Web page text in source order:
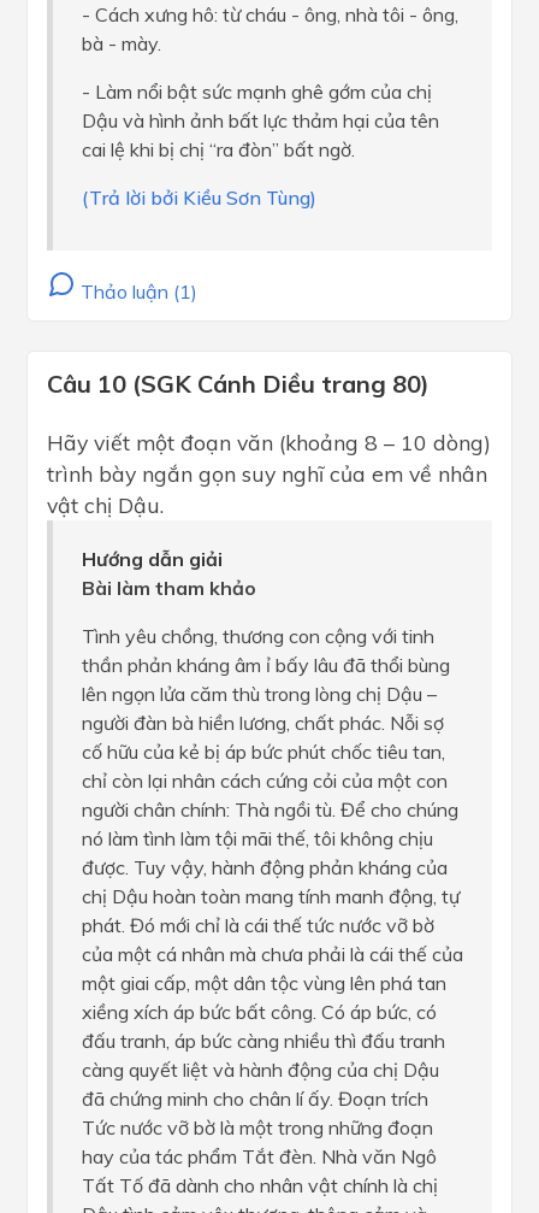
- Cách xưng hô: từ cháu - ông, nhà tôi - ông,
bà - mày.
- Làm nổi bật sức mạnh ghê gớm của chị
Dậu và hình ảnh bất lực thảm hại của tên
cai lệ khi bị chị “ra đòn” bất ngờ.
(Trả lời bởi Kiều Sơn Tùng)
Thảo luận (1)
Câu 10 (SGK Cánh Diều trang 80)
Hãy viết một đoạn văn (khoảng 8 – 10 dòng)
trình bày ngắn gọn suy nghĩ của em về nhân
vật chị Dậu.
Hướng dẫn giải
Bài làm tham khảo
Tình yêu chồng, thương con cộng với tinh
thần phản kháng âm ỉ bấy lâu đã thổi bùng
lên ngọn lửa căm thù trong lòng chị Dậu –
người đàn bà hiền lương, chất phác. Nỗi sợ
cố hữu của kẻ bị áp bức phút chốc tiêu tan,
chỉ còn lại nhân cách cứng cỏi của một con
người chân chính: Thà ngồi tù. Để cho chúng
nó làm tình làm tội mãi thế, tôi không chịu
được. Tuy vậy, hành động phản kháng của
chị Dậu hoàn toàn mang tính manh động, tự
phát. Đó mới chỉ là cái thế tức nước vỡ bờ
của một cá nhân mà chưa phải là cái thế của
một giai cấp, một dân tộc vùng lên phá tan
xiềng xích áp bức bất công. Có áp bức, có
đấu tranh, áp bức càng nhiều thì đấu tranh
càng quyết liệt và hành động của chị Dậu
đã chứng minh cho chân lí ấy. Đoạn trích
Tức nước vỡ bờ là một trong những đoạn
hay của tác phẩm Tắt đèn. Nhà văn Ngô
Tất Tố đã dành cho nhân vật chính là chị